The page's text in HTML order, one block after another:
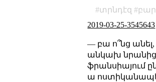
տրնդէզ
2019-03-25-3545643
— բա ո՞նց
անկախ նրանից
ֆրանսիայում
ա